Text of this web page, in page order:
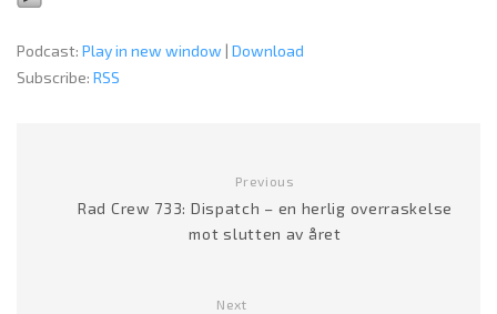
Podcast: Play in new window | Download
Subscribe: RSS
Previous
Rad Crew 733: Dispatch – en herlig overraskelse
mot slutten av året
Next